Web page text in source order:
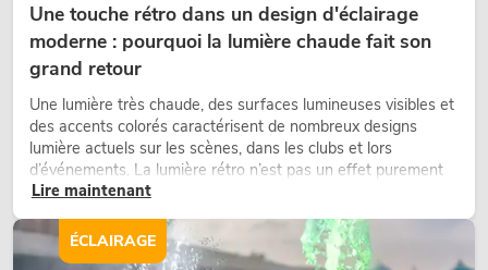
Une touche rétro dans un design d'éclairage
moderne : pourquoi la lumière chaude fait son
grand retour
Une lumière très chaude, des surfaces lumineuses visibles et
des accents colorés caractérisent de nombreux designs
lumière actuels sur les scènes, dans les clubs et lors
d’événements. La lumière rétro n’est pas un effet purement
nostalgique, mais un outil de conception utilisé de manière
ciblée : elle crée une atmosphère, donne du caractère aux
scènes et peut rendre les configurations LED techniques plus
émotionnelles.
Lire maintenant
ÉCLAIRAGE